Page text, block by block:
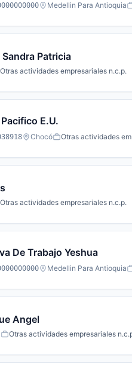
Medellin Para Antioquia
Patricia
Otras actividades empresariales n.c.p.
E.U.
Chocó Otras actividades
Otras actividades empresariales n.c.p.
De Trabajo Yeshua
Medellin Para Antioquia
Angel
Otras actividades empresariales